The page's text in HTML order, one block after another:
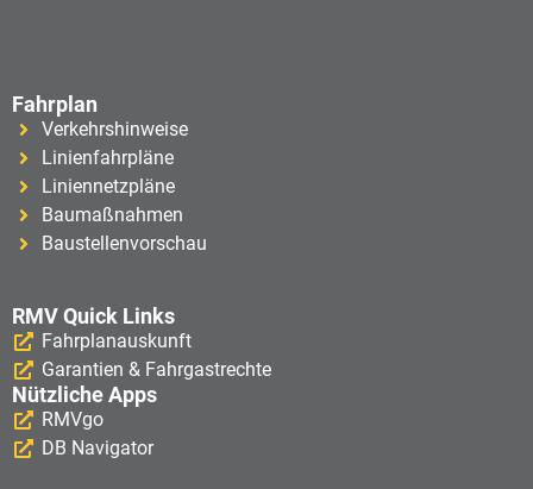
Fahrplan
Verkehrshinweise
Linienfahrpläne
Liniennetzpläne
Baumaßnahmen
Baustellenvorschau
RMV Quick Links
Fahrplanauskunft
Garantien & Fahrgastrechte
Nützliche Apps
RMVgo
DB Navigator